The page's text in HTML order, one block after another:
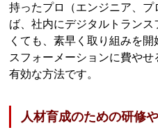
持ったプロ（エンジニア、
ば、社内にデジタルトラン
くても、素早く取り組みを
スフォーメーションに費や
有効な方法です。
人材育成のための研修